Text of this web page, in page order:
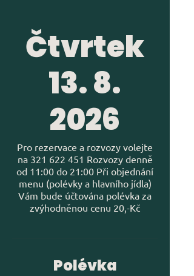
Čtvrtek
13. 8.
2026
Pro rezervace a rozvozy volejte
na 321 622 451 Rozvozy denně
od 11:00 do 21:00 Při objednání
menu (polévky a hlavního jídla)
Vám bude účtována polévka za
zvýhodněnou cenu 20,-Kč
Polévka